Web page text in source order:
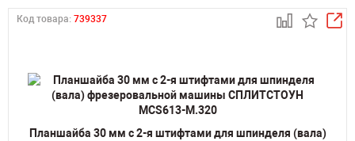
Код товара: 739337
Планшайба 30 мм с 2-я штифтами для шпинделя (вала)